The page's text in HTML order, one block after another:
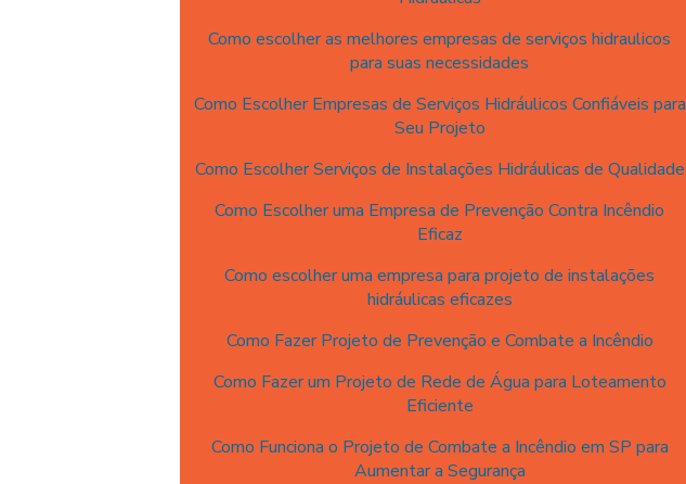
Como escolher as melhores empresas de serviços hidraulicos
para suas necessidades
Como Escolher Empresas de Serviços Hidráulicos Confiáveis para
Seu Projeto
Como Escolher Serviços de Instalações Hidráulicas de Qualidade
Como Escolher uma Empresa de Prevenção Contra Incêndio
Eficaz
Como escolher uma empresa para projeto de instalações
hidráulicas eficazes
Como Fazer Projeto de Prevenção e Combate a Incêndio
Como Fazer um Projeto de Rede de Água para Loteamento
Eficiente
Como Funciona o Projeto de Combate a Incêndio em SP para
Aumentar a Segurança